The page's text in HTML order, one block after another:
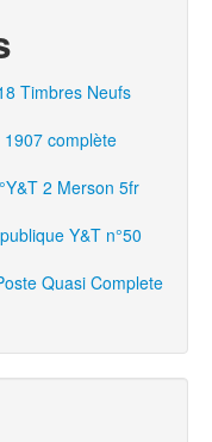
Timbres Neufs
complète
2 Merson 5fr
Y&T n°50
Quasi Complete